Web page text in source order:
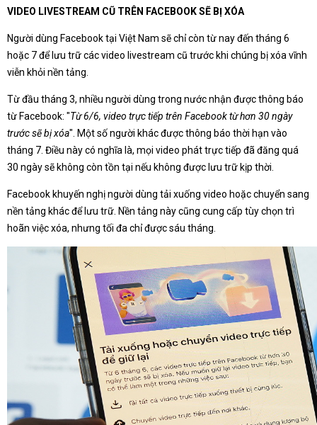
VIDEO LIVESTREAM CŨ TRÊN FACEBOOK SẼ BỊ XÓA
Người dùng Facebook tại Việt Nam sẽ chỉ còn từ nay đến tháng 6
hoặc 7 để lưu trữ các video livestream cũ trước khi chúng bị xóa vĩnh
viễn khỏi nền tảng.
Từ đầu tháng 3, nhiều người dùng trong nước nhận được thông báo
từ Facebook: "Từ 6/6, video trực tiếp trên Facebook từ hơn 30 ngày
trước sẽ bị xóa". Một số người khác được thông báo thời hạn vào
tháng 7. Điều này có nghĩa là, mọi video phát trực tiếp đã đăng quá
30 ngày sẽ không còn tồn tại nếu không được lưu trữ kịp thời.
Facebook khuyến nghị người dùng tải xuống video hoặc chuyển sang
nền tảng khác để lưu trữ. Nền tảng này cũng cung cấp tùy chọn trì
hoãn việc xóa, nhưng tối đa chỉ được sáu tháng.